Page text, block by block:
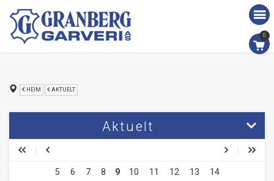
0
HEIM AKTUELT
Aktuelt
Nytt parti selskinn (video)
Besøk frå Australia
5 6 7 8 9 10 11 12 13 14